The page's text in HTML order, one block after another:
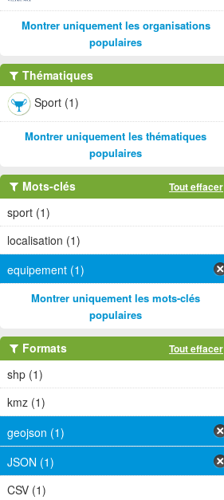
Montrer uniquement les organisations
populaires
Thématiques
Sport (1)
Montrer uniquement les thématiques
populaires
Mots-clés Tout effacer
sport (1)
localisation (1)
equipement (1)
Montrer uniquement les mots-clés
populaires
Formats Tout effacer
shp (1)
kmz (1)
geojson (1)
JSON (1)
CSV (1)